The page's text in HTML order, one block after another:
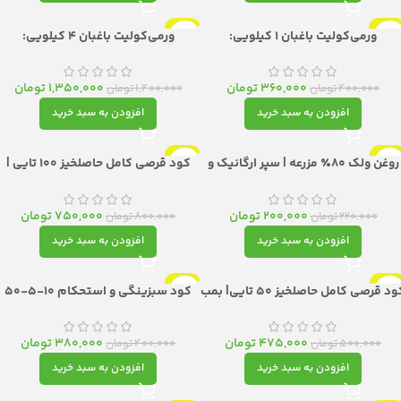
-10%
ورمی‌کولیت باغبان 1 کیلویی:
ساختمان‌سازی
400,000تومان 360,000تومان
افزودن به سبد خرید
-4%
ورمی‌کولیت باغبان 4 کیلویی:
ساختمان‌سازی
1,400,000تومان1,350,000 تومان
افزودن به سبد خرید
-9%
روغن ولک ۸۰٪ مزرعه | سپر ارگانیک و
زمستانه، افزایش اثر سموم و رفع نیاز
سرمایی
220,000تومان200,000 تومان
افزودن به سبد خرید
-6%
کود قرصی کامل حاصلخیز 100 تایی |
کنترل‌شده
800,000تومان 750,000تومان
افزودن به سبد خرید
-5%
کود قرصی کامل حاصلخیز 50 تایی| بمب
500,000تومان 475,000تومان
افزودن به سبد خرید
-5%
کود سبزینگی و استحکام ۱۰-۵-۵۰
برای برگ‌های درخشان و گیاهانی
400,000تومان 380,000تومان
افزودن به سبد خرید